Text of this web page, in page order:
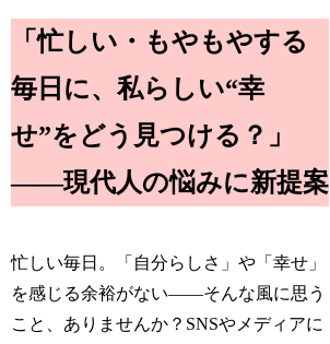
「忙しい・もやもやする
毎日に、私らしい“幸
せ”をどう見つける？」
――現代人の悩みに新提案
忙しい毎日。「自分らしさ」や「幸せ」
を感じる余裕がない――そんな風に思う
こと、ありませんか？SNSやメディアに